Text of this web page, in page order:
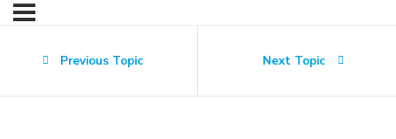
Previous Topic Next Topic